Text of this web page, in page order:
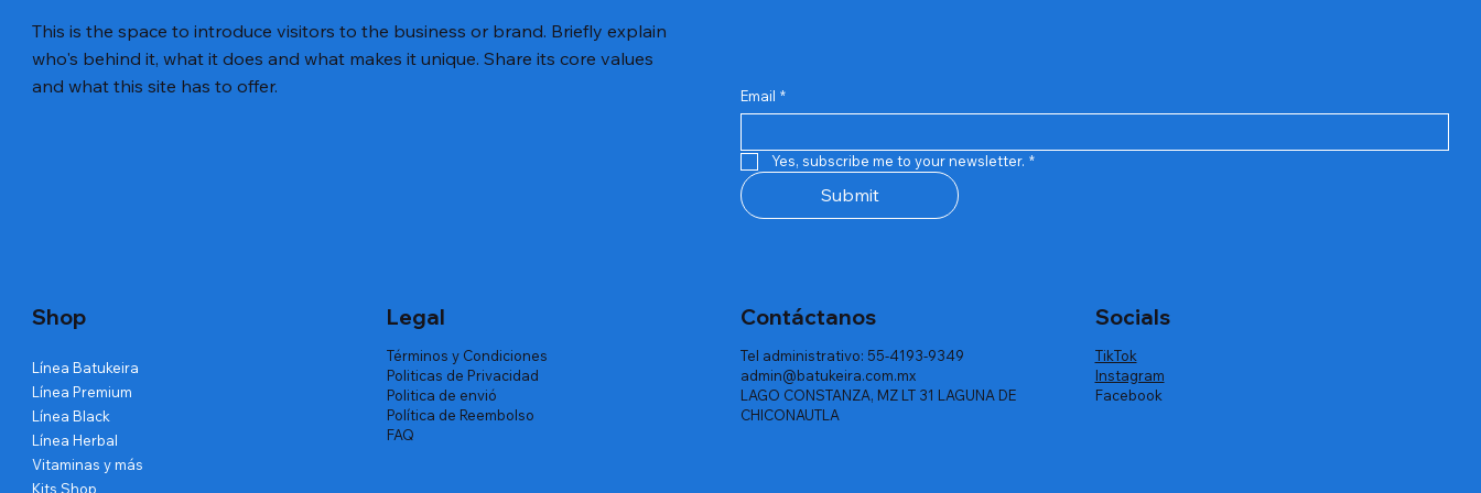
This is the space to introduce visitors to the business or brand. Briefly explain
who's behind it, what it does and what makes it unique. Share its core values
and what this site has to offer.
Email *
Yes, subscribe me to your newsletter. *
Submit
Shop
Línea Batukeira
Línea Premium
Línea Black
Línea Herbal
Vitaminas y más
Kits Shop
Legal
Términos y Condiciones
Politicas de Privacidad
Politica de envió
Política de Reembolso
FAQ
Contáctanos
Tel administrativo: 55-4193-9349
admin@batukeira.com.mx
LAGO CONSTANZA, MZ LT 31 LAGUNA DE
CHICONAUTLA
Socials
TikTok
Instagram
Facebook